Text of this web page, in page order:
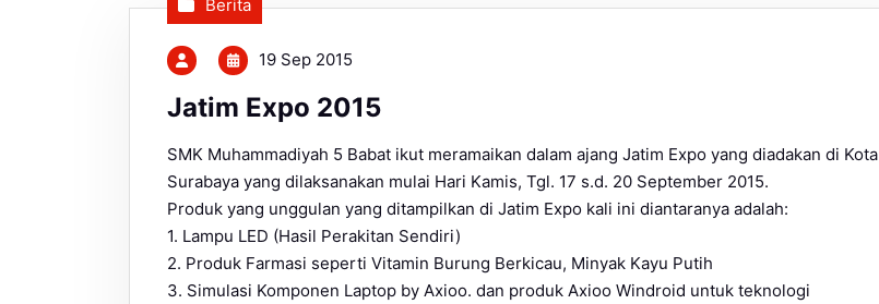
Berita
19 Sep 2015
Jatim Expo 2015
SMK Muhammadiyah 5 Babat ikut meramaikan dalam ajang Jatim Expo yang diadakan di Kota
Surabaya yang dilaksanakan mulai Hari Kamis, Tgl. 17 s.d. 20 September 2015.
Produk yang unggulan yang ditampilkan di Jatim Expo kali ini diantaranya adalah:
1. Lampu LED (Hasil Perakitan Sendiri)
2. Produk Farmasi seperti Vitamin Burung Berkicau, Minyak Kayu Putih
3. Simulasi Komponen Laptop by Axioo. dan produk Axioo Windroid untuk teknologi